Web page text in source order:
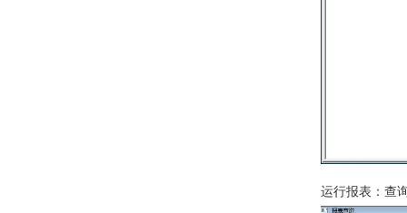
运行报表：查